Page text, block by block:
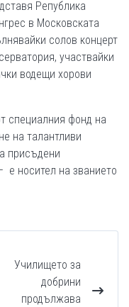
Република
в Московската
солов концерт
участвайки
водещи хорови
специалния фонд на
на талантливи
присъдени
е носител на званието
Училището за
добрини
продължава